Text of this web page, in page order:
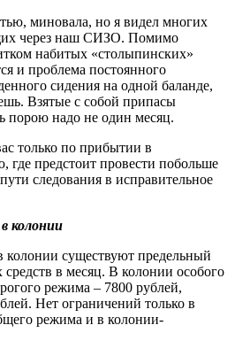
миновала, но я видел многих
через наш СИЗО. Помимо
набитых «столыпинских»
и проблема постоянного
сидения на одной баланде,
Взятые с собой припасы
порою надо не один месяц.
только по прибытии в
где предстоит провести побольше
следования в исправительное
колонии
колонии существуют предельный
в месяц. В колонии особого
режима – 7800 рублей,
Нет ограничений только в
режима и в колонии-